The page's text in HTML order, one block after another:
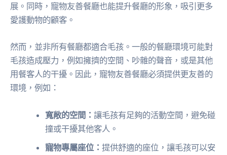
展。同時，寵物友善餐廳也能提升餐廳的形象，吸引更多
愛護動物的顧客。
然而，並非所有餐廳都適合毛孩。一般的餐廳環境可能對
毛孩造成壓力，例如擁擠的空間、吵雜的聲音，或是其他
用餐客人的干擾。因此，寵物友善餐廳必須提供更友善的
環境，例如：
寬敞的空間：讓毛孩有足夠的活動空間，避免碰
撞或干擾其他客人。
寵物專屬座位：提供舒適的座位，讓毛孩可以安